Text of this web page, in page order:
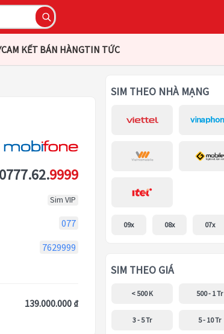
CAM KẾT BÁN HÀNGTIN TỨC
0777.62.9999
Sim VIP
077
7629999
139.000.000 ₫
SIM THEO NHÀ MẠNG
09x 08x 07x
SIM THEO GIÁ
< 500 K 500 - 1 Tr
3 - 5 Tr 5 - 10 Tr